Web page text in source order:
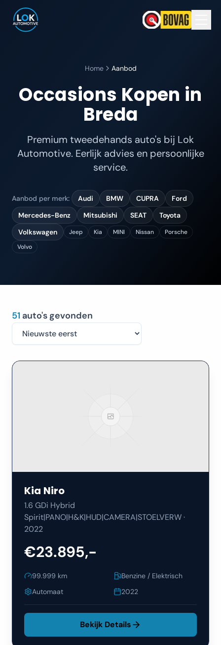
Home Aanbod
Occasions Kopen in
Breda
Premium tweedehands auto's bij Lok
Automotive. Eerlijk advies en persoonlijke
service.
Aanbod per merk: Audi BMW CUPRA
Ford
Mercedes-Benz
Mitsubishi SEAT
Toyota
Volkswagen
Jeep Kia MINI Nissan
Porsche
Volvo
51 auto's gevonden
Kia Niro
1.6 GDi Hybrid
Spirit|PANO|H&K|HUD|CAMERA|STOELVERW·
2022
€23.895,-
99.999 km
Benzine / Elektrisch
Automaat
2022
Bekijk Details